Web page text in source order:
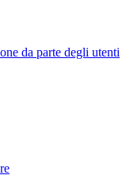
da parte degli utenti